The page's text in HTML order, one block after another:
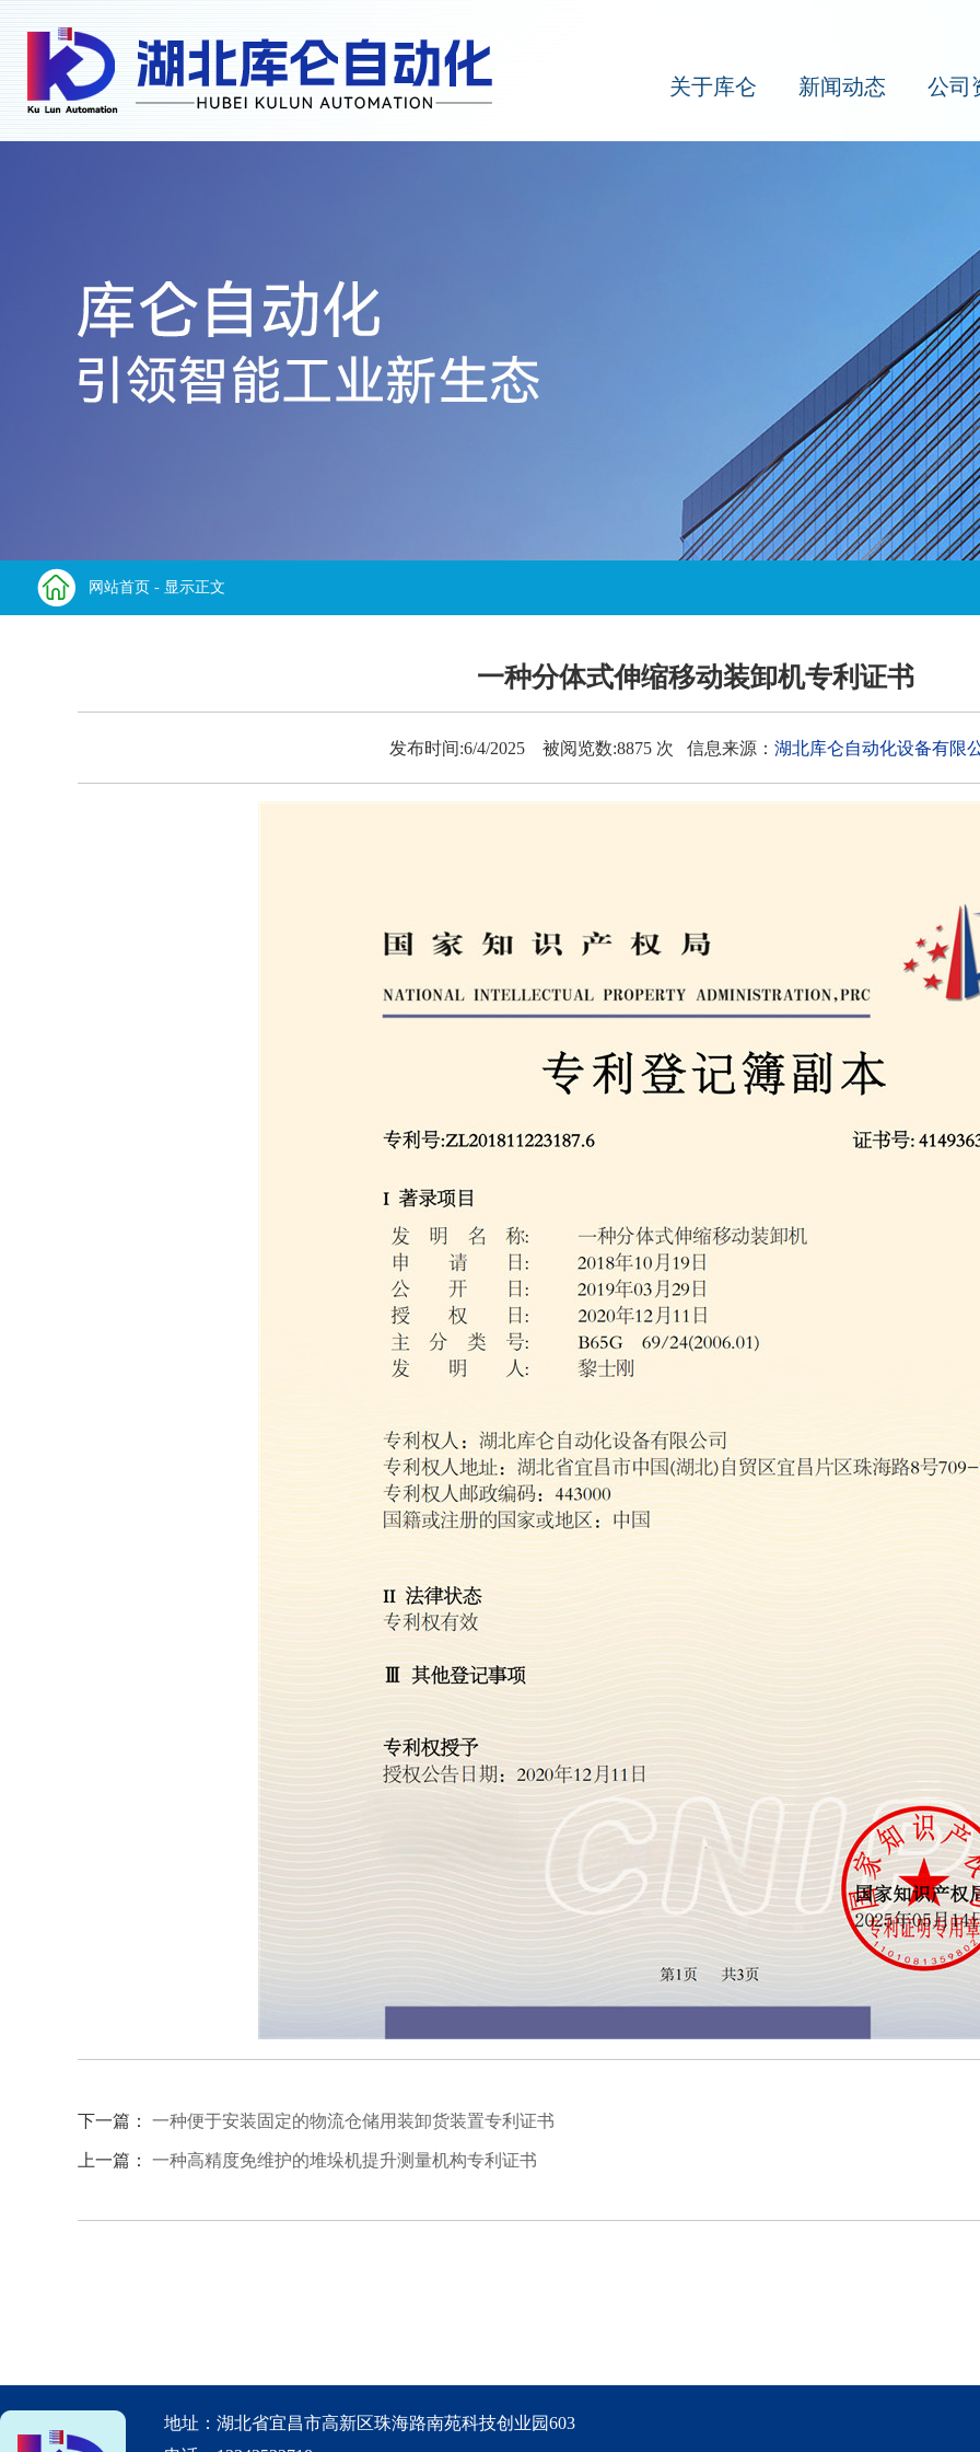
关于库仑 新闻动态 公司
网站首页 - 显示正文
一种分体式伸缩移动装卸机专利证书
发布时间:6/4/2025 被阅览数:8875 次 信息来源： 湖北库仑自动化设备有限
下一篇： 一种便于安装固定的物流仓储用装卸货装置专利证书
上一篇： 一种高精度免维护的堆垛机提升测量机构专利证书
地址：湖北省宜昌市高新区珠海路南苑科技创业园603